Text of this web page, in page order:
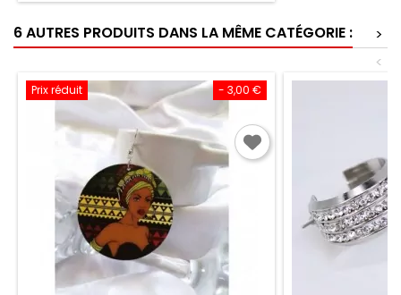
6 AUTRES PRODUITS DANS LA MÊME CATÉGORIE :
>
<
- 3,00 €
Prix réduit